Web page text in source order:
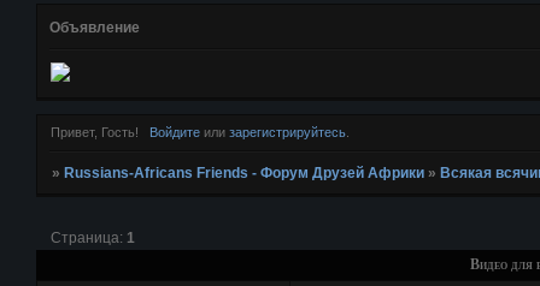
Объявление
Привет, Гость! Войдитеили зарегистрируйтесь.
» Russians-Africans Friends - Форум Друзей Африки » Всякая
Видео для
Страница: 1